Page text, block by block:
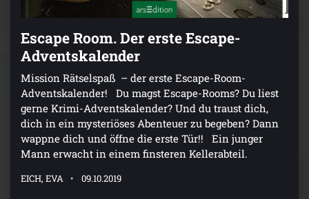
Escape Room. Der erste Escape-
Adventskalender
Mission Rätselspaß – der erste Escape-Room-
Adventskalender! Du magst Escape-Rooms? Du liest
gerne Krimi-Adventskalender? Und du traust dich,
dich in ein mysteriöses Abenteuer zu begeben? Dann
wappne dich und öffne die erste Tür!! Ein junger
Mann erwacht in einem finsteren Kellerabteil.
EICH, EVA 09.10.2019